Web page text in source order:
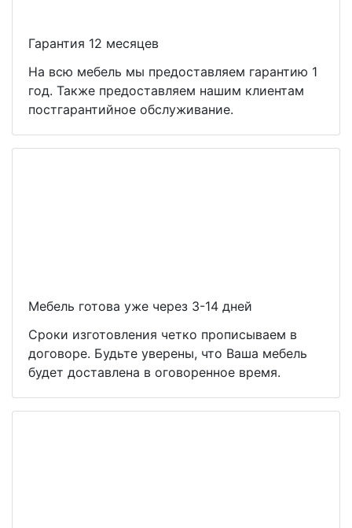
Гарантия 12 месяцев
На всю мебель мы предоставляем гарантию 1
год. Также предоставляем нашим клиентам
постгарантийное обслуживание.
Мебель готова уже через 3-14 дней
Сроки изготовления четко прописываем в
договоре. Будьте уверены, что Ваша мебель
будет доставлена в оговоренное время.